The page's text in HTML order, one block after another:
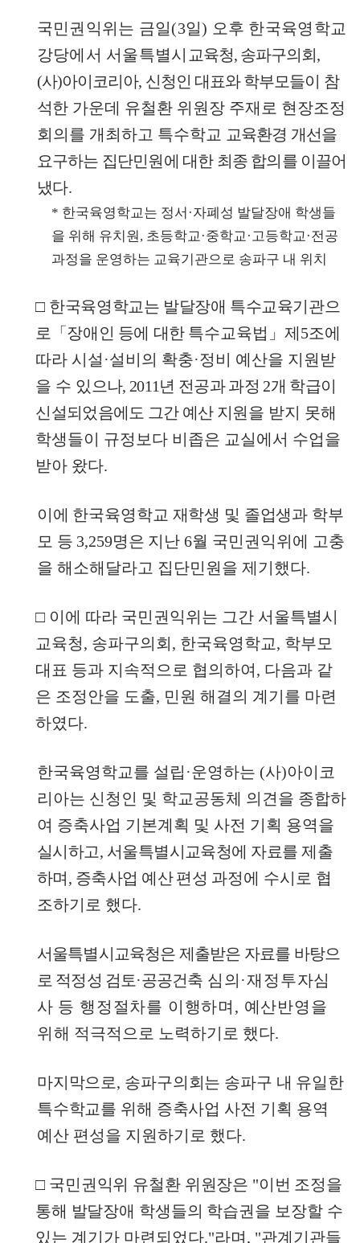
국민권익위는 금일(3일) 오후 한국육영학교
강당에서 서울특별시 교육청, 송파구의회 ,
(사)아이코리아, 신청인 대표와 학부모들이 참
석한 가운데 유철환 위원장 주재로 현장조정
회의를 개최하고 특수학교 교육환경 개선을
요구하는 집단민원에 대한 최종 합의를 이끌어
냈다.
* 한국육영학교는 정서 ·자폐성 발달장애 학생들
을 위해 유치원, 초등학교·중학교·고등학교·전공
과정을 운영하는 교육기관으로 송파구 내 위치
□ 한국육영학교는 발달장애 특수교육기관으
로
「 장애인 등에 대한 특수교육법 」 제 5조에
따라 시설 ·설비의 확충·정비 예산을 지원받
을 수 있으나, 2011년 전공과 과정 2개 학급이
신설되었음에도 그간 예산 지원 을 받지 못해
학생들이 규정보다 비좁은 교실에서 수업을
받아 왔다.
이에 한국육영학교 재학생 및 졸업생과 학부
모 등 3,259명은 지난 6월 국민권익위에 고충
을 해소해달라고 집단민원을 제기했다.
□ 이에 따라 국민권익위는 그간 서울특별시
교육청, 송파구의회 , 한국육영학교, 학부모
대표 등과 지속적으로 협의하여 , 다음과 같
은 조정안을 도출, 민원 해결의 계기를 마련
하였다.
한국육영학교를 설립 ·운영하는 (사)아이코
리아는 신청인 및 학교공동체 의견을 종합하
여 증축사업 기본계획 및 사전 기획 용역을
실시하고, 서울특별시교육청에 자료를 제출
하며 , 증축사업 예산 편성 과정에 수시로 협
조하기로 했다.
서울특별시교육청은 제출받은 자료를 바탕으
로 적정성 검토·공공건축 심의·재정투자심
사 등 행정절차를 이행하며 , 예산반영을
위해 적극적으로 노력하기로 했다.
마지막으로, 송파구의회는 송파구 내 유일한
특수학교를 위해 증축사업 사전 기획 용역
예산 편성을 지원하기로 했다.
□ 국민권익위 유철환 위원장은 "이번 조정을
통해 발달장애 학생들의 학습권을 보장할 수
있는 계기가 마련되었다."라며 , "관계기관들